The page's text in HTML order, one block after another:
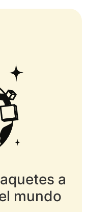
a
mundo